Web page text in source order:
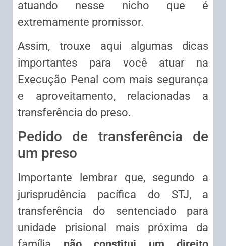
atuando nesse nicho que é
extremamente promissor.
Assim, trouxe aqui algumas dicas
importantes para você atuar na
Execução Penal com mais segurança
e aproveitamento, relacionadas a
transferência do preso.
Pedido de transferência de
um preso
Importante lembrar que, segundo a
jurisprudência pacífica do STJ, a
transferência do sentenciado para
unidade prisional mais próxima da